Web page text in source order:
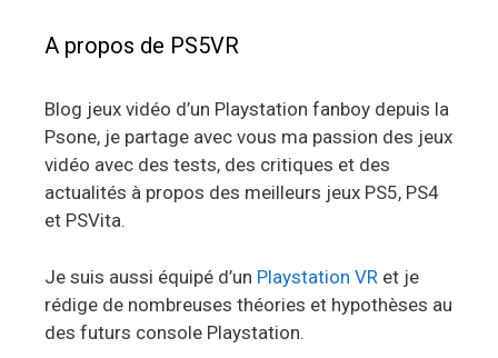
A propos de PS5VR
Blog jeux vidéo d’un Playstation fanboy depuis la
Psone, je partage avec vous ma passion des jeux
vidéo avec des tests, des critiques et des
actualités à propos des meilleurs jeux PS5, PS4
et PSVita.
Je suis aussi équipé d’un Playstation VR et je
rédige de nombreuses théories et hypothèses au
des futurs console Playstation.